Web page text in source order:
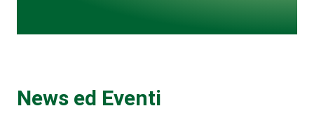
News ed Eventi